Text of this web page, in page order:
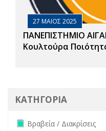
27 ΜΑΙΟΣ 2025
ΠΑΝΕΠΙΣΤΗΜΙΟ
Κουλτούρα
ΚΑΤΗΓΟΡΙΑ
Remove Βραβεία /
Βραβεία / Διακρίσεις